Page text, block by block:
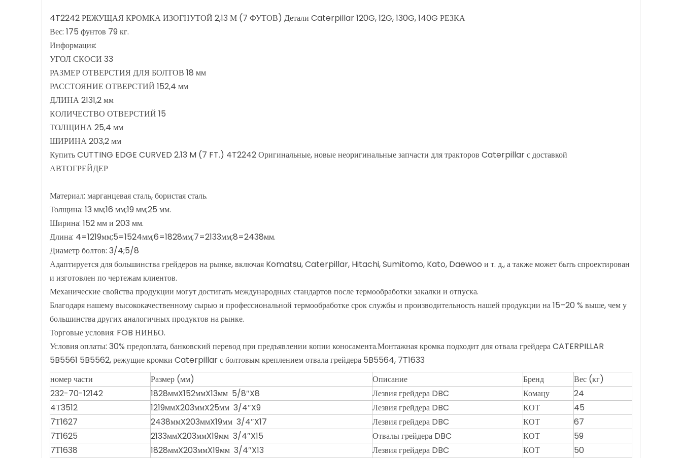
4T2242 РЕЖУЩАЯ КРОМКА ИЗОГНУТОЙ 2,13 М (7 ФУТОВ) Детали Caterpillar 120G, 12G, 130G, 140G РЕЗКА
Вес: 175 фунтов 79 кг.
Информация:
УГОЛ СКОСИ 33
РАЗМЕР ОТВЕРСТИЯ ДЛЯ БОЛТОВ 18 мм
РАССТОЯНИЕ ОТВЕРСТИЙ 152,4 мм
ДЛИНА 2131,2 мм
КОЛИЧЕСТВО ОТВЕРСТИЙ 15
ТОЛЩИНА 25,4 мм
ШИРИНА 203,2 мм
Купить CUTTING EDGE CURVED 2.13 M (7 FT.) 4T2242 Оригинальные, новые неоригинальные запчасти для тракторов Caterpillar с доставкой
АВТОГРЕЙДЕР
Материал: марганцевая сталь, бористая сталь.
Толщина: 13 мм;16 мм;19 мм;25 мм.
Ширина: 152 мм и 203 мм.
Длина: 4=1219мм;5=1524мм;6=1828мм;7=2133мм;8=2438мм.
Диаметр болтов: 3/4;5/8
Адаптируется для большинства грейдеров на рынке, включая Komatsu, Caterpillar, Hitachi, Sumitomo, Kato, Daewoo и т. д., а также может быть спроектирован
и изготовлен по чертежам клиентов.
Механические свойства продукции могут достигать международных стандартов после термообработки закалки и отпуска.
Благодаря нашему высококачественному сырью и профессиональной термообработке срок службы и производительность нашей продукции на 15–20 % выше, чем у
большинства других аналогичных продуктов на рынке.
Торговые условия: FOB НИНБО.
Условия оплаты: 30% предоплата, банковский перевод при предъявлении копии коносамента.Монтажная кромка подходит для отвала грейдера CATERPILLAR
5B5561 5B5562, режущие кромки Caterpillar с болтовым креплением отвала грейдера 5B5564, 7T1633
номер части
Размер (мм) Описание Бренд
Вес (кг)
232-70-12142
1828ммX152ммX13мм 5/8″X8 Лезвия грейдера DBC Комацу
24
4Т3512
1219ммX203ммX25мм 3/4″X9 Лезвия грейдера DBC КОТ
45
7Т1627
2438ммX203ммX19мм 3/4″X17 Лезвия грейдера DBC КОТ
67
7Т1625
2133ммX203ммX19мм 3/4″X15 Отвалы грейдера DBC КОТ
59
7Т1638
1828ммX203ммX19мм 3/4″X13 Лезвия грейдера DBC КОТ
50